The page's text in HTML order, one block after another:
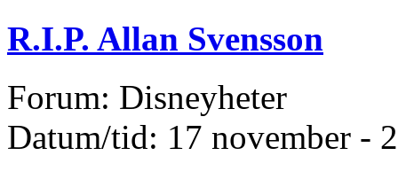
R.I.P. Allan Svensson
Forum: Disneyheter
Datum/tid: 17 november -